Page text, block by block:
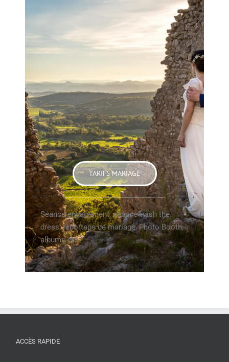
TARIFS MARIAGE
Séance engagement, séance trash the
dress, reportage de mariage, Photo Booth,
albums etc.
ACCÈS RAPIDE